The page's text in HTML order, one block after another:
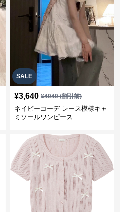
SALE
¥3,640 ¥4040(割引前)
ネイビーコーデ レース模様キャ
ミソールワンピース